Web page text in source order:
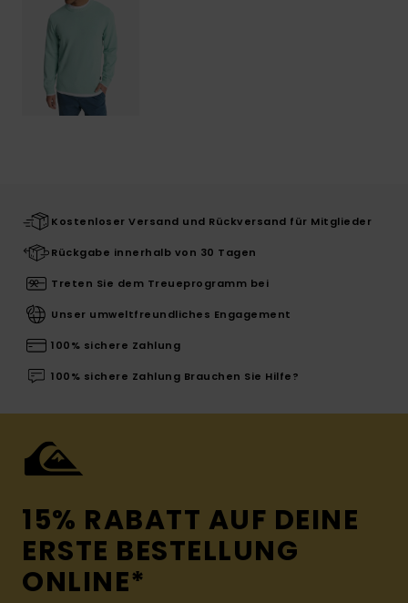
Kostenloser Versand und Rückversand für Mitglieder
Rückgabe innerhalb von 30 Tagen
Treten Sie dem Treueprogramm bei
Unser umweltfreundliches Engagement
100% sichere Zahlung
100% sichere Zahlung Brauchen Sie Hilfe?
15% RABATT AUF DEINE
ERSTE BESTELLUNG
ONLINE*